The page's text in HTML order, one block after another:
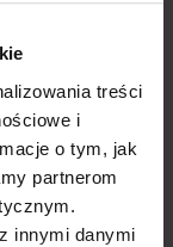
treści
i
o tym, jak
partnerom
innymi danymi